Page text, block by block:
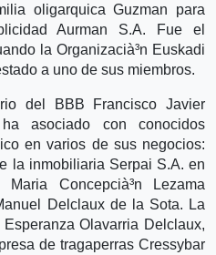
oligarquica Guzman para
Aurman S.A. Fue el
la Organizacià³n Euskadi
a uno de sus miembros.
del BBB Francisco Javier
asociado con conocidos
en varios de sus negocios:
la inmobiliaria Serpai S.A. en
Concepcià³n Lezama
Delclaux de la Sota. La
Olavarria Delclaux,
de tragaperras Cressybar